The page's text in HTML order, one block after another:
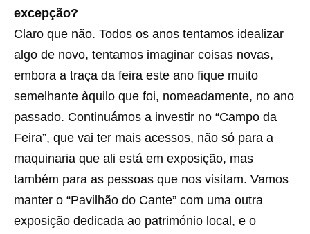
excepção?
Claro que não. Todos os anos tentamos idealizar
algo de novo, tentamos imaginar coisas novas,
embora a traça da feira este ano fique muito
semelhante àquilo que foi, nomeadamente, no ano
passado. Continuámos a investir no “Campo da
Feira”, que vai ter mais acessos, não só para a
maquinaria que ali está em exposição, mas
também para as pessoas que nos visitam. Vamos
manter o “Pavilhão do Cante” com uma outra
exposição dedicada ao património local, e o